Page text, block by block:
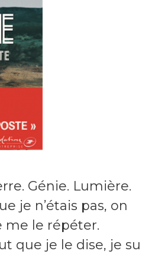
Génie. Lumière.
je n’étais pas, on
me le répéter.
que je le dise, je